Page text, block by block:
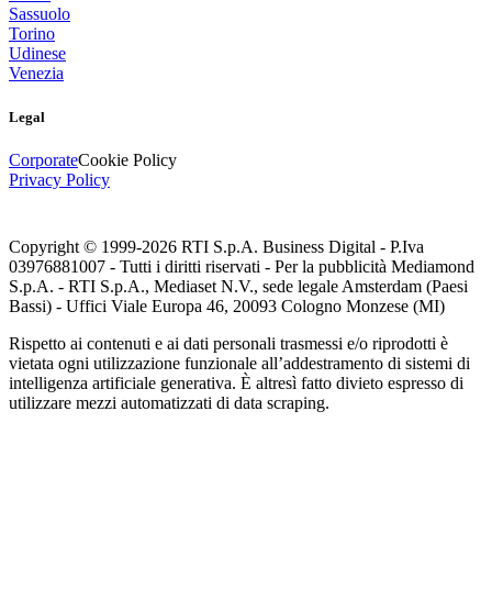
Sassuolo
Torino
Udinese
Venezia
Legal
CorporateCookie Policy
Privacy Policy
Copyright © 1999-2026 RTI S.p.A. Business Digital - P.Iva
03976881007 - Tutti i diritti riservati - Per la pubblicità Mediamond
S.p.A. - RTI S.p.A., Mediaset N.V., sede legale Amsterdam (Paesi
Bassi) - Uffici Viale Europa 46, 20093 Cologno Monzese (MI)
Rispetto ai contenuti e ai dati personali trasmessi e/o riprodotti è
vietata ogni utilizzazione funzionale all’addestramento di sistemi di
intelligenza artificiale generativa. È altresì fatto divieto espresso di
utilizzare mezzi automatizzati di data scraping.